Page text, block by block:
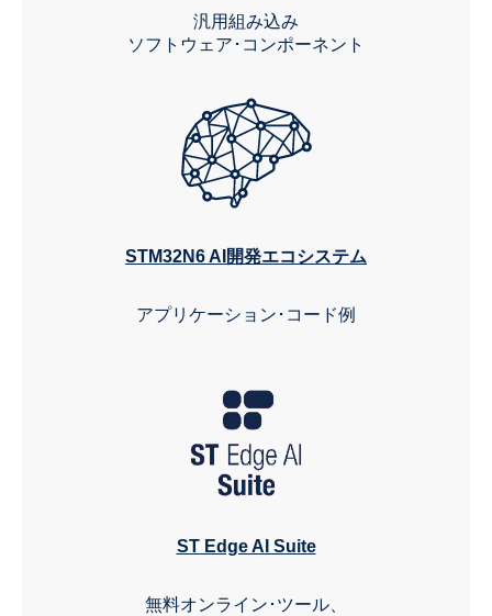
汎用組み込み
ソフトウェア･コンポーネント
STM32N6 AI開発エコシステム
アプリケーション･コード例
ST Edge AI Suite
無料オンライン･ツール、